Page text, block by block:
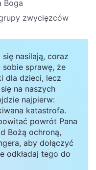
Boga
zwycięzców
nasilają, coraz
sprawę, że
dla dzieci, lecz
na naszych
najpierw:
katastrofa.
powrót Pana
Bożą ochroną,
aby dołączyć
odkładaj tego do